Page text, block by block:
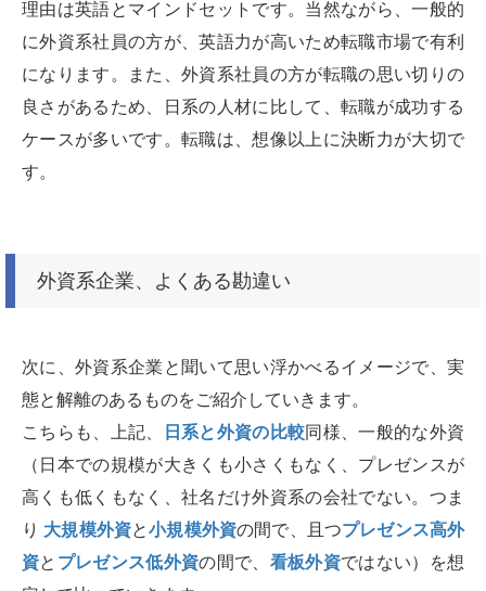
理由は英語とマインドセットです。当然ながら、一般的
に外資系社員の方が、英語力が高いため転職市場で有利
になります。また、外資系社員の方が転職の思い切りの
良さがあるため、日系の人材に比して、転職が成功する
ケースが多いです。転職は、想像以上に決断力が大切で
す。
外資系企業、よくある勘違い
次に、外資系企業と聞いて思い浮かべるイメージで、実
態と解離のあるものをご紹介していきます。
こちらも、上記、
日系と外資の比較同様、一般的な外資
（日本での規模が大きくも小さくもなく、プレゼンスが
高くも低くもなく、社名だけ外資系の会社でない。つま
り 大規模外資と小規模外資の間で、且つプレゼンス高外
資と プレゼンス低外資の間で、 看板外資ではない）を想